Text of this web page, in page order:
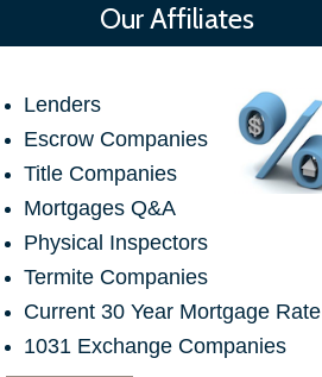
Our Affiliates
Lenders
Escrow Companies
Title Companies
Mortgages Q&A
Physical Inspectors
Termite Companies
Current 30 Year Mortgage Rate
1031 Exchange Companies